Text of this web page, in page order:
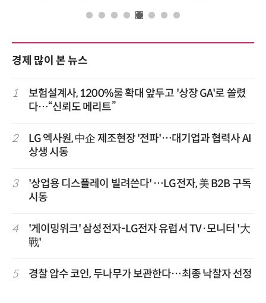
경제 많이 본 뉴스
1
보험설계사, 1200%룰 확대 앞두고 '상장 GA'로 쏠렸
다…“신뢰도 메리트”
2
LG 엑사원, 中企 제조현장 '전파'…대기업과 협력사 AI
상생 시동
3
'상업용 디스플레이 빌려쓴다' …LG전자, 美 B2B 구독
시동
4
'게이밍위크' 삼성전자-LG전자 유럽서 TV·모니터 '大
戰'
5 경찰 압수 코인, 두나무가 보관한다…최종 낙찰자 선정